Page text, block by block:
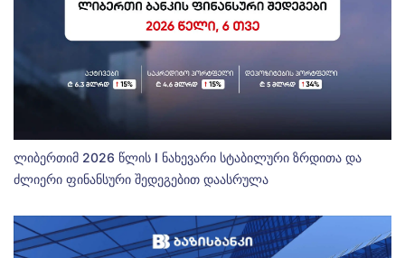
ლიბერთიმ 2026 წლის I ნახევარი სტაბილური ზრდითა და
ძლიერი ფინანსური შედეგებით დაასრულა